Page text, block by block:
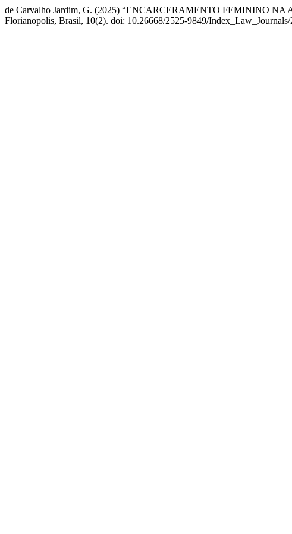
de Carvalho Jardim, G. (2025) “ENCARCERAMENTO FEMININO
Florianopolis, Brasil, 10(2). doi: 10.26668/2525-9849/